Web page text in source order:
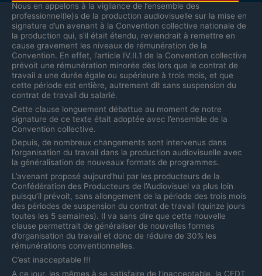
Nous en appelons à la vigilance de l’ensemble des
professionnel(le)s de la production audiovisuelle sur la mise en
signature d’un avenant à la Convention collective nationale de
la production qui, s’il était étendu, reviendrait à remettre en
cause gravement les niveaux de rémunération de la
Convention. En effet, l’article IV.II.1 de la Convention collective
prévoit une rémunération minorée dès lors que le contrat de
travail a une durée égale ou supérieure à trois mois, et que
cette période est entière, autrement dit sans suspension du
contrat de travail du salarié.
Cette clause longuement débattue au moment de notre
signature de ce texte était adoptée avec l’ensemble de la
Convention collective.
Depuis, de nombreux changements sont intervenus dans
l’organisation du travail dans la production audiovisuelle avec
la généralisation de nouveaux formats de programmes.
L’avenant proposé aujourd’hui par les producteurs de la
Confédération des Producteurs de l’Audiovisuel va plus loin
puisqu’il prévoit, sans allongement de la période des trois mois
des périodes de suspension du contrat de travail (quinze jours
toutes les 5 semaines). Il va sans dire que cette nouvelle
clause permettrait de généraliser de nouvelles formes
d’organisation du travail et donc de réduire de 30% les
rémunérations conventionnelles.
C’est inacceptable !!!
A ce jour, les mêmes à se satisfaire de l’inacceptable, la CFDT